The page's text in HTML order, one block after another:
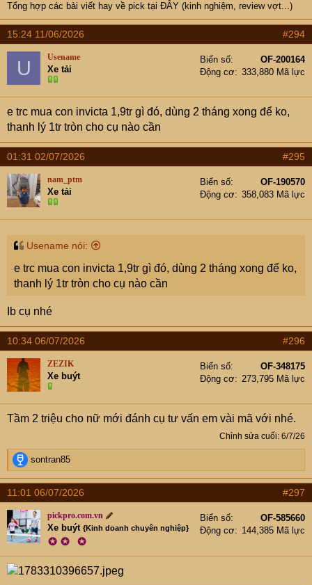
Tổng hợp các bài viết hay về pick tại ĐÂY (kinh nghiệm, review vợt...)
15:24 11/06/2026 #294
U Usename
Xe tải
Biển số
OF-200164
Động cơ
333,880 Mã lực
e trc mua con invicta 1,9tr gì đó, dùng 2 tháng xong để ko,
thanh lý 1tr tròn cho cụ nào cần
01:31 02/07/2026 #295
nam_ptm
Xe tải
Biển số
OF-190570
Động cơ
358,083 Mã lực
Usename nói:
e trc mua con invicta 1,9tr gì đó, dùng 2 tháng xong để ko,
thanh lý 1tr tròn cho cụ nào cần
Ib cụ nhé
10:34 06/07/2026 #296
ZEZIK
Xe buýt
Biển số
OF-348175
Động cơ
273,795 Mã lực
Tầm 2 triệu cho nữ mới đánh cụ tư vấn em vài mã với nhé.
Chỉnh sửa cuối: 6/7/26
R
e
a
c
t
i
o
n
s
:
sontran85
11:01 06/07/2026 #297
pickpro.com.vn
Xe buýt {Kinh doanh chuyên nghiệp}
✪ ✪ ✪
Biển số
OF-585660
Động cơ
144,385 Mã lực